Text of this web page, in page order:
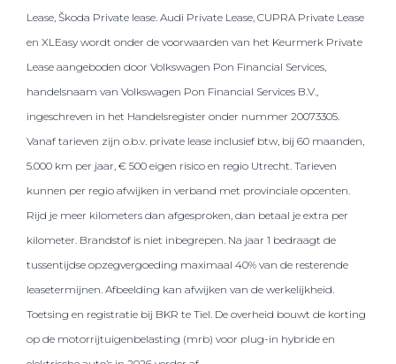
Lease, Škoda Private lease. Audi Private Lease, CUPRA Private Lease
en XLEasy wordt onder de voorwaarden van het Keurmerk Private
Lease aangeboden door Volkswagen Pon Financial Services,
handelsnaam van Volkswagen Pon Financial Services B.V.,
ingeschreven in het Handelsregister onder nummer 20073305.
Vanaf tarieven zijn o.b.v. private lease inclusief btw, bij 60 maanden,
5.000 km per jaar, € 500 eigen risico en regio Utrecht. Tarieven
kunnen per regio afwijken in verband met provinciale opcenten.
Rijd je meer kilometers dan afgesproken, dan betaal je extra per
kilometer. Brandstof is niet inbegrepen. Na jaar 1 bedraagt de
tussentijdse opzegvergoeding maximaal 40% van de resterende
leasetermijnen. Afbeelding kan afwijken van de werkelijkheid.
Toetsing en registratie bij BKR te Tiel. De overheid bouwt de korting
op de motorrijtuigenbelasting (mrb) voor plug-in hybride en